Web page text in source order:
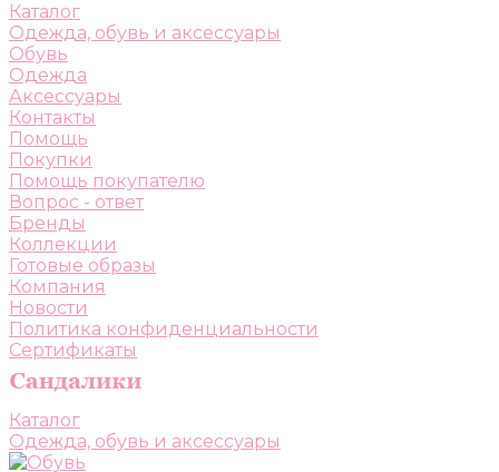
Каталог
Одежда, обувь и аксессуары
Обувь
Одежда
Аксессуары
Контакты
Помощь
Покупки
Помощь покупателю
Вопрос - ответ
Бренды
Коллекции
Готовые образы
Компания
Новости
Политика конфиденциальности
Сертификаты
Каталог
Одежда, обувь и аксессуары